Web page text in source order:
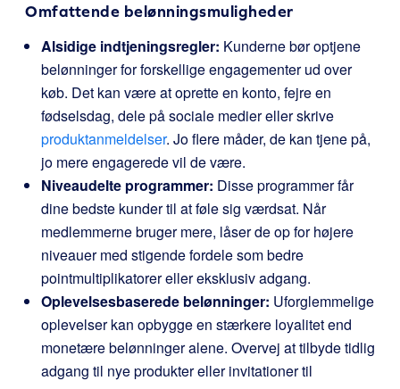
Omfattende belønningsmuligheder
Alsidige indtjeningsregler: Kunderne bør optjene
belønninger for forskellige engagementer ud over
køb. Det kan være at oprette en konto, fejre en
fødselsdag, dele på sociale medier eller skrive
produktanmeldelser. Jo flere måder, de kan tjene på,
jo mere engagerede vil de være.
Niveaudelte programmer: Disse programmer får
dine bedste kunder til at føle sig værdsat. Når
medlemmerne bruger mere, låser de op for højere
niveauer med stigende fordele som bedre
pointmultiplikatorer eller eksklusiv adgang.
Oplevelsesbaserede belønninger: Uforglemmelige
oplevelser kan opbygge en stærkere loyalitet end
monetære belønninger alene. Overvej at tilbyde tidlig
adgang til nye produkter eller invitationer til